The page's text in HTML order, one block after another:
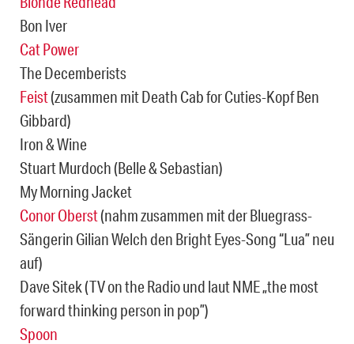
Bon Iver
Cat Power
The Decemberists
Feist(zusammen mit Death Cab for Cuties-Kopf Ben
Gibbard)
Iron & Wine
Stuart Murdoch (Belle & Sebastian)
My Morning Jacket
Conor Oberst(nahm zusammen mit der Bluegrass-
Sängerin Gilian Welch den Bright Eyes-Song “Lua” neu
auf)
Dave Sitek (TV on the Radio und laut NME „the most
forward thinking person in pop”)
Spoon